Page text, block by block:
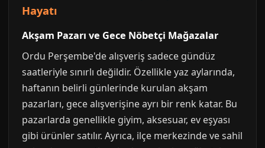
Hayatı
Akşam Pazarı ve Gece Nöbetçi Mağazalar
Ordu Perşembe'de alışveriş sadece gündüz
saatleriyle sınırlı değildir. Özellikle yaz aylarında,
haftanın belirli günlerinde kurulan akşam
pazarları, gece alışverişine ayrı bir renk katar. Bu
pazarlarda genellikle giyim, aksesuar, ev eşyası
gibi ürünler satılır. Ayrıca, ilçe merkezinde ve sahil